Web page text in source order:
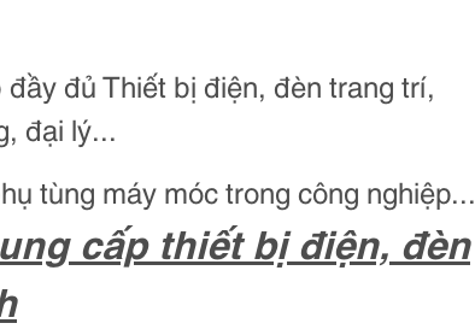
đủ Thiết bị điện, đèn trang trí,
đại lý...
tùng máy móc trong công nghiệp...
cấp thiết bị điện, đèn